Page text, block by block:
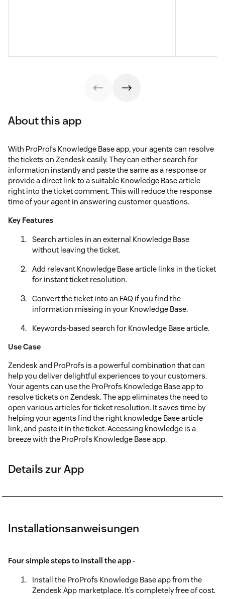
About this app
With ProProfs Knowledge Base app, your agents can resolve
the tickets on Zendesk easily. They can either search for
information instantly and paste the same as a response or
provide a direct link to a suitable Knowledge Base article
right into the ticket comment. This will reduce the response
time of your agent in answering customer questions.
Key Features
Search articles in an external Knowledge Base
without leaving the ticket.
Add relevant Knowledge Base article links in the ticket
for instant ticket resolution.
Convert the ticket into an FAQ if you find the
information missing in your Knowledge Base.
Keywords-based search for Knowledge Base article.
Use Case
Zendesk and ProProfs is a powerful combination that can
help you deliver delightful experiences to your customers.
Your agents can use the ProProfs Knowledge Base app to
resolve tickets on Zendesk. The app eliminates the need to
open various articles for ticket resolution. It saves time by
helping your agents find the right knowledge Base article
link, and paste it in the ticket. Accessing knowledge is a
breeze with the ProProfs Knowledge Base app.
Details zur App
Installationsanweisungen
Four simple steps to install the app -
Install the ProProfs Knowledge Base app from the
Zendesk App marketplace. It’s completely free of cost.